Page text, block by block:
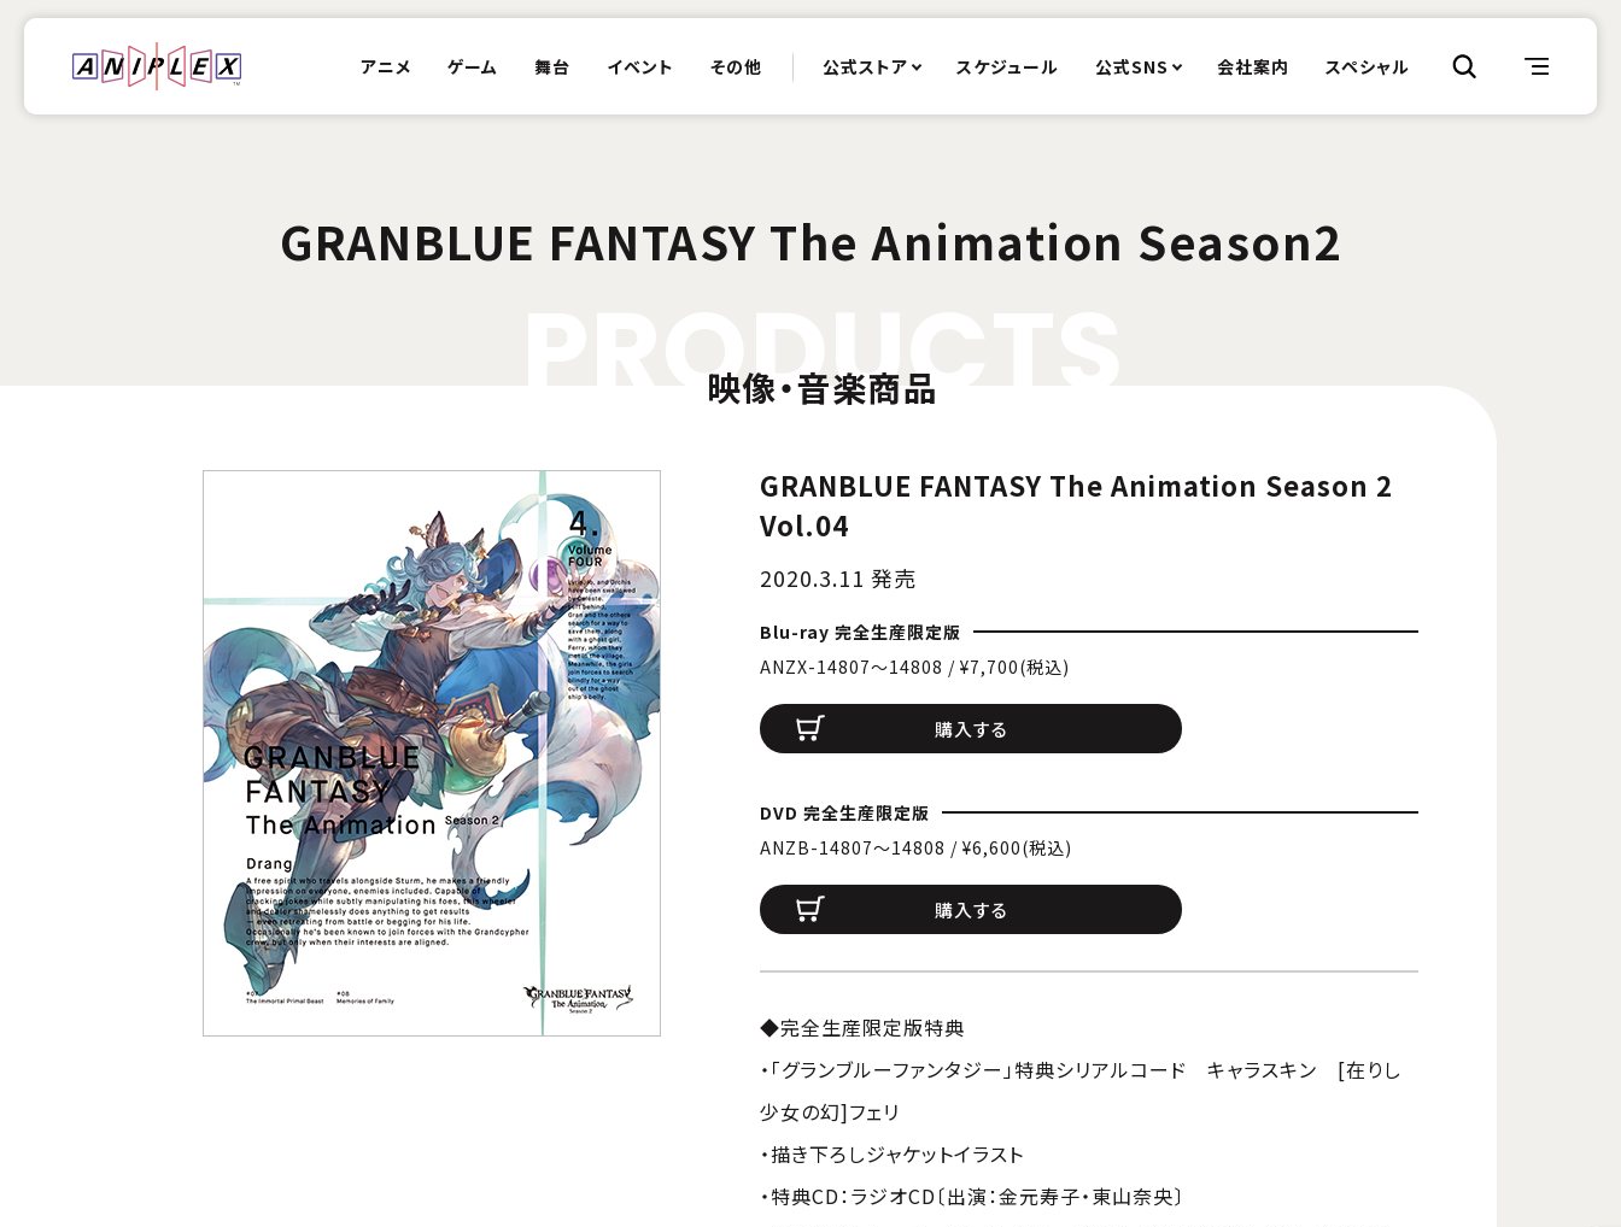
アニメ ゲーム 舞台 イベント その他 公式ストア スケジュール 公式SNS 会社案内 スペシャル
GRANBLUE FANTASY The Animation Season2
ODUC
映像・音楽商品
GRANBLUE FANTASY The Animation Season 2
Vol.04
2020.3.11 発売
Blu-ray 完全生産限定版
ANZX-14807〜14808 / ¥7,700(税込)
購入する
DVD 完全生産限定版
ANZB-14807〜14808 / ¥6,600(税込)
購入する
◆完全生産限定版特典
・「グランブルーファンタジー」特典シリアルコード キャラスキン [在りし
少女の幻]フェリ
・描き下ろしジャケットイラスト
・特典CD：ラジオCD〔出演：金元寿子・東山奈央〕